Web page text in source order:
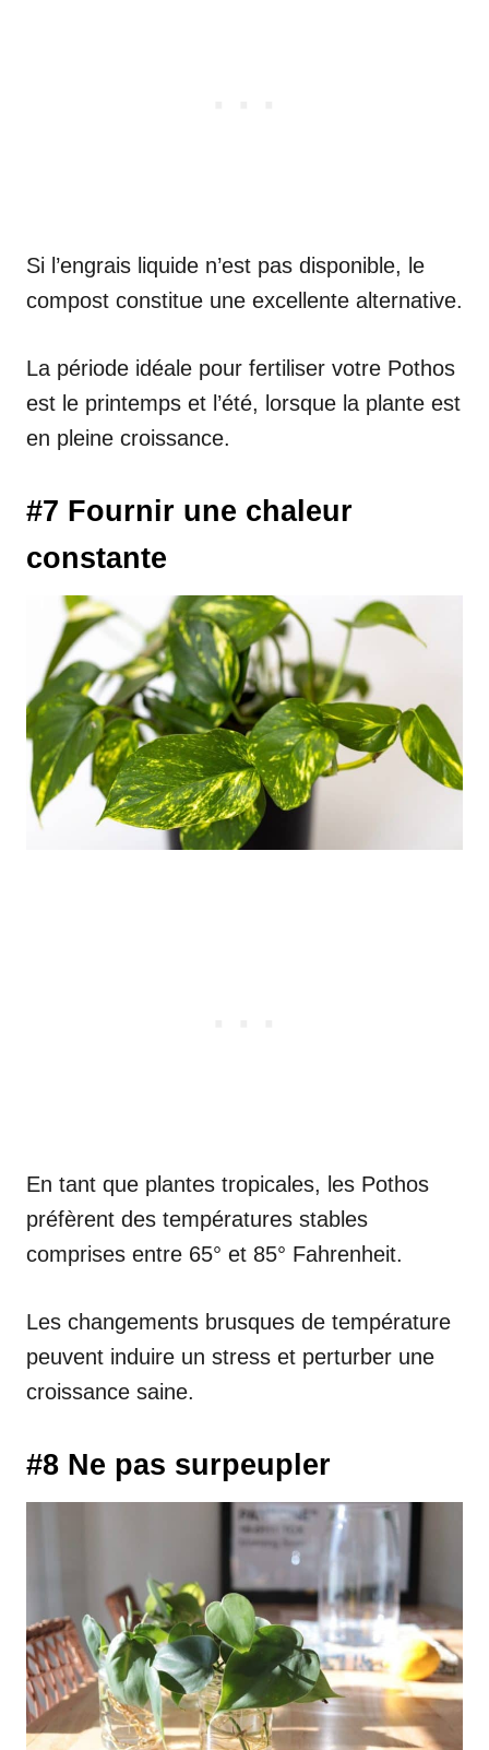
Si l’engrais liquide n’est pas disponible, le
compost constitue une excellente alternative.
La période idéale pour fertiliser votre Pothos
est le printemps et l’été, lorsque la plante est
en pleine croissance.
#7 Fournir une chaleur
constante
En tant que plantes tropicales, les Pothos
préfèrent des températures stables
comprises entre 65° et 85° Fahrenheit.
Les changements brusques de température
peuvent induire un stress et perturber une
croissance saine.
#8 Ne pas surpeupler